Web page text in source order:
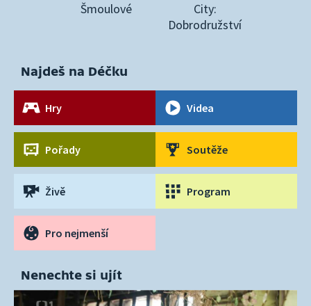
Šmoulové
City:
Dobrodružství
Najdeš na Déčku
Hry Videa
Pořady Soutěže
Živě Program
Pro nejmenší
Nenechte si ujít